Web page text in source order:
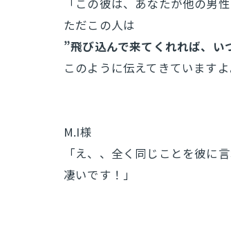
「この彼は、あなたが他の男
ただこの人は
”飛び込んで来てくれれば、い
このように伝えてきていますよ
M.I様
「え、、全く同じことを彼に言
凄いです！」